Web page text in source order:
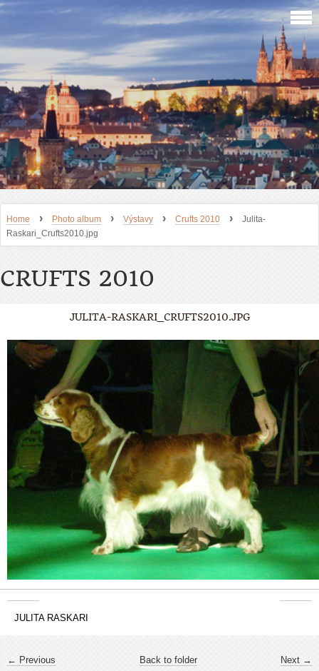
Home › Photo album › Výstavy › Crufts 2010 ›
Julita-
Raskari_Crufts2010.jpg
CRUFTS 2010
JULITA-RASKARI_CRUFTS2010.JPG
JULITA RASKARI
← Previous Next →
Back to folder